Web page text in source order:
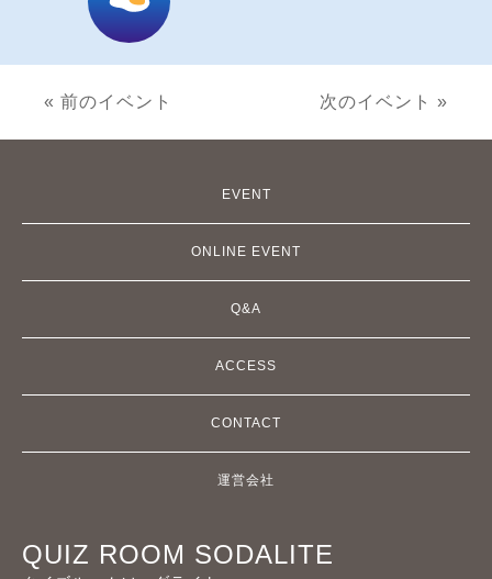
« 前のイベント 次のイベント »
EVENT
ONLINE EVENT
Q&A
ACCESS
CONTACT
運営会社
QUIZ ROOM SODALITE